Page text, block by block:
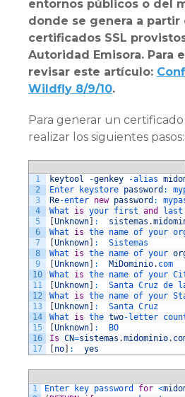
entornos públicos o del
donde se genera a partir
certificados SSL
Autoridad Emisora. Para
revisar este artículo:
Wildfly 8/9/10.
Para generar un
realizar los siguientes pasos:
1
2
3
4
5
6
7
8
9
10
11
12
13
14
15
16
17
keytool -genkey -alias
Enter
keystore password :
Re-enter new password :
What is your first and last
Unknown : sistemas .
What is the name of your
Unknown :
Sistemas
What is the name of your
Unknown : MiDominio. com
What is the name of your
Unknown : Santa Cruz de
What is the name of your
Unknown : Santa Cruz
What is the two- letter
Unknown :
BO
Is CN=sistemas .midominio.
no : yes
1
Enter key password for <